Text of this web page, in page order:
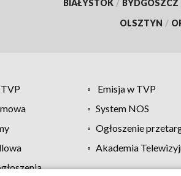
BIAŁYSTOK / BYDGOSZCZ
OLSZTYN /
Emisja w TVP
System NOS
Ogłoszenie
Akademia